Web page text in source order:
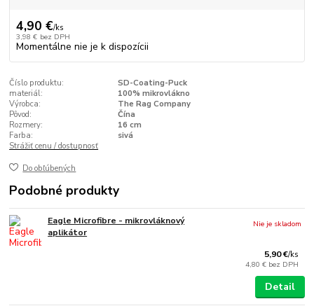
4,90 €/ks
3,98 € bez DPH
Momentálne nie je k dispozícii
Číslo produktu:
SD-Coating-Puck
materiál:
100% mikrovlákno
Výrobca:
The Rag Company
Pôvod:
Čína
Rozmery:
16 cm
Farba:
sivá
Strážiť cenu / dostupnosť
Do obľúbených
Podobné produkty
Eagle Microfibre - mikrovláknový
aplikátor
5,90 €/ks
4,80 € bez DPH
Nie je skladom
Detail